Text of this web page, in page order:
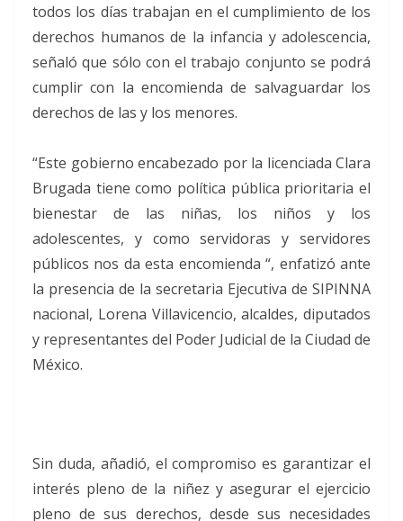
todos los días trabajan en el cumplimiento de los
derechos humanos de la infancia y adolescencia,
señaló que sólo con el trabajo conjunto se podrá
cumplir con la encomienda de salvaguardar los
derechos de las y los menores.
“Este gobierno encabezado por la licenciada Clara
Brugada tiene como política pública prioritaria el
bienestar de las niñas, los niños y los
adolescentes, y como servidoras y servidores
públicos nos da esta encomienda “, enfatizó ante
la presencia de la secretaria Ejecutiva de SIPINNA
nacional, Lorena Villavicencio, alcaldes, diputados
y representantes del Poder Judicial de la Ciudad de
México.
Sin duda, añadió, el compromiso es garantizar el
interés pleno de la niñez y asegurar el ejercicio
pleno de sus derechos, desde sus necesidades